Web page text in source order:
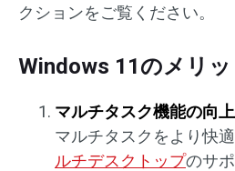
クションをご覧ください。
Windows 11のメリッ
マルチタスク機能の向上
マルチタスクをより快
ルチデスクトップのサ